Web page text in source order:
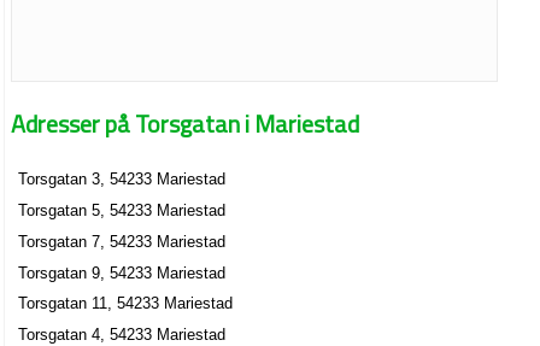
Adresser på Torsgatan i Mariestad
Torsgatan 3, 54233 Mariestad
Torsgatan 5, 54233 Mariestad
Torsgatan 7, 54233 Mariestad
Torsgatan 9, 54233 Mariestad
Torsgatan 11, 54233 Mariestad
Torsgatan 4, 54233 Mariestad